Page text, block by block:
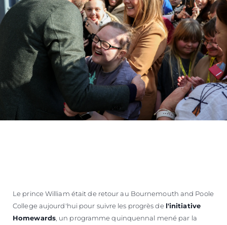
Le prince William était de retour au Bournemouth and Poole
College aujourd'hui pour suivre les progrès de l'initiative
Homewards, un programme quinquennal mené par la